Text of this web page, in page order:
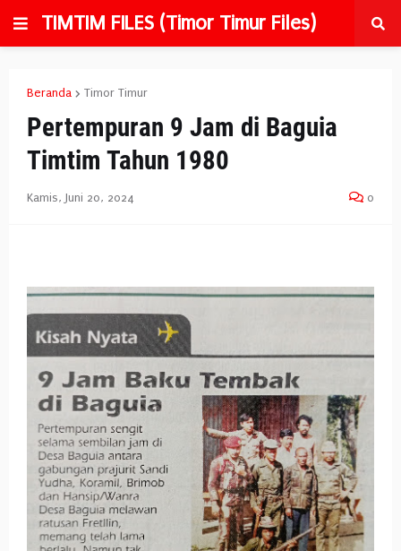
TIMTIM FILES (Timor Timur Files)
Beranda Timor Timur
Pertempuran 9 Jam di Baguia
Timtim Tahun 1980
Kamis, Juni 20, 2024 0